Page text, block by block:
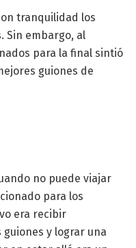
tranquilidad los
Sin embargo, al
para la final sintió
guiones de
no puede viajar
para los
era recibir
y lograr una